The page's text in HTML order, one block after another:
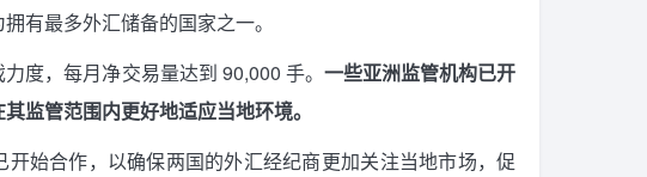
有最多外汇储备的国家之一。
度，每月净交易量达到 90,000 手。 一些亚洲监管机构已开
监管范围内更好地适应当地环境。
开始合作，以确保两国的外汇经纪商更加关注当地市场，促